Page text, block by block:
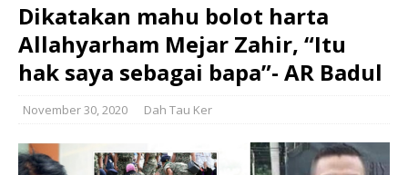
Dikatakan mahu bolot harta
Allahyarham Mejar Zahir, “Itu
hak saya sebagai bapa”- AR Badul
November 30, 2020 Dah Tau Ker